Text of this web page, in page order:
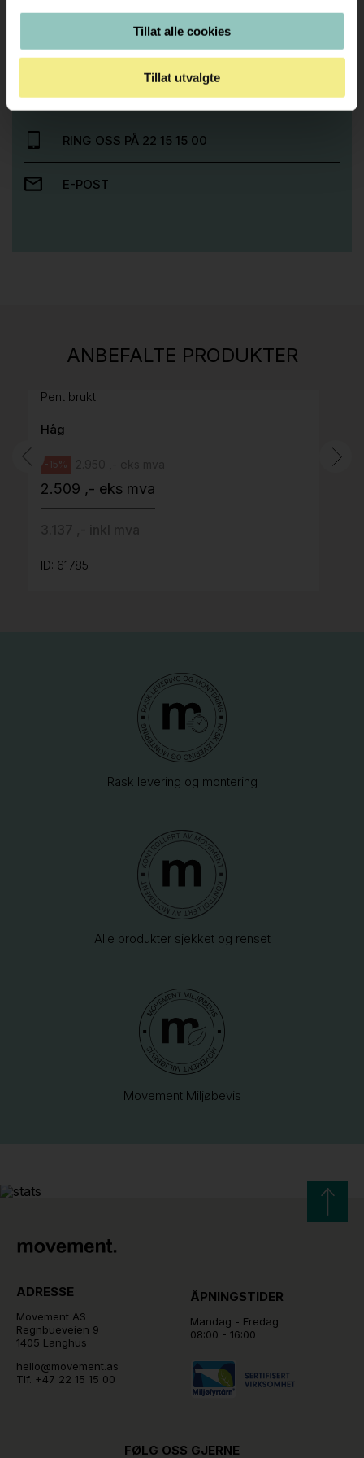
Tillat alle cookies
Tillat utvalgte
Trenger du hjelp med et større kjøp eller
Ta kontakt med oss så hjelper vi deg!
RING OSS PÅ 22 15 15 00
E-POST
ANBEFALTE PRODUKTER
H05 5600 Swingback-armlene Mørk
Pent brukt
Håg
-15%
2.509 ,- eks mva
ID: 61785
Rask levering og montering
Alle produkter sjekket og renset
Movement Miljøbevis
ADRESSE
Movement AS
Regnbueveien 9
1405 Langhus
hello@movement.as
Tlf. +47 22 15 15 00
ÅPNINGSTIDER
Mandag - Fredag
08:00 - 16:00
FØLG OSS GJERNE